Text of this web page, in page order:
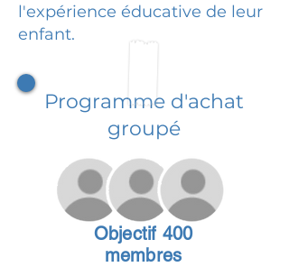
l'expérience éducative de leur
enfant.
Programme d'achat
groupé
Objectif 400
membres